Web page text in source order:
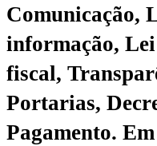
Comunicação,
informação,
fiscal,
Portarias,
Pagamento.